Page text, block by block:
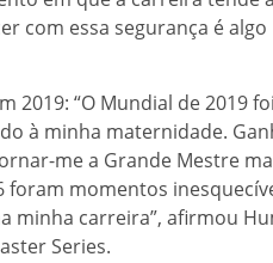
com essa segurança é algo
“O Mundial de 2019
à minha maternidade.
me a Grande Mestre
foram momentos
minha carreira”, afirmou
Series.